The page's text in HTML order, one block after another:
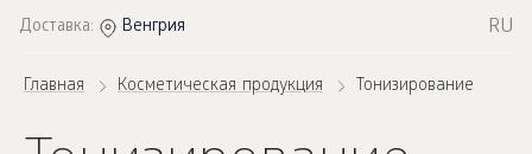
Доставка: Венгрия RU
Главная Косметическая продукция Тонизирование